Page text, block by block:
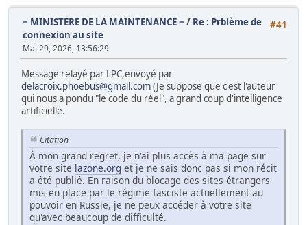
#41
= MINISTERE DE LA MAINTENANCE = / Re : Prblème de
connexion au site
Mai 29, 2026, 13:56:29
Message relayé par LPC,envoyé par
delacroix.phoebus@gmail.com(Je suppose que c'est l'auteur
qui nous a pondu "le code du réel", a grand coup d'intelligence
artificielle.
Citation
À mon grand regret, je n'ai plus accès à ma page sur
votre site lazone.org et je ne sais donc pas si mon récit
a été publié. En raison du blocage des sites étrangers
mis en place par le régime fasciste actuellement au
pouvoir en Russie, je ne peux accéder à votre site
qu'avec beaucoup de difficulté.